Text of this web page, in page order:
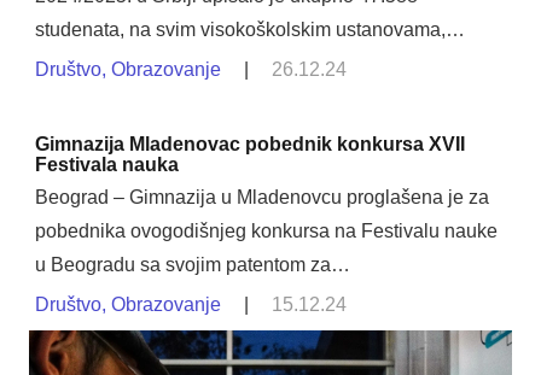
studenata, na svim visokoškolskim ustanovama,…
Društvo, Obrazovanje 26.12.24
Gimnazija Mladenovac pobednik konkursa XVII
Festivala nauka
Beograd – Gimnazija u Mladenovcu proglašena je za
pobednika ovogodišnjeg konkursa na Festivalu nauke
u Beogradu sa svojim patentom za…
Društvo, Obrazovanje 15.12.24